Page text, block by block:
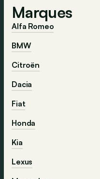
Marques
Alfa Romeo
BMW
Citroën
Dacia
Fiat
Honda
Kia
Lexus